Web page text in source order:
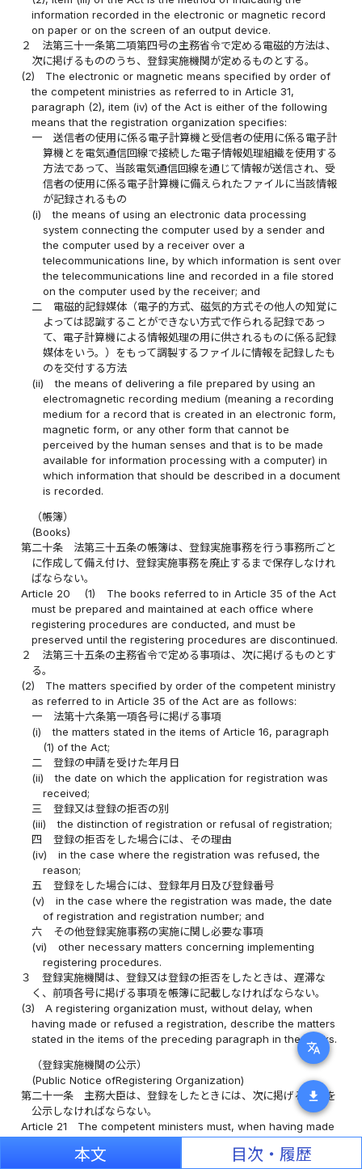
translate
download
information recorded in the electronic or magnetic record
on paper or on the screen of an output device.
２
法第三十一条第二項第四号の主務省令で定める電磁的方法は、
次に掲げるもののうち、登録実施機関が定めるものとする。
(2)
The electronic or magnetic means specified by order of
the competent ministries as referred to in Article 31,
paragraph (2), item (iv) of the Act is either of the following
means that the registration organization specifies:
一
送信者の使用に係る電子計算機と受信者の使用に係る電子計
算機とを電気通信回線で接続した電子情報処理組織を使用する
方法であって、当該電気通信回線を通じて情報が送信され、受
信者の使用に係る電子計算機に備えられたファイルに当該情報
が記録されるもの
(i)
the means of using an electronic data processing
system connecting the computer used by a sender and
the computer used by a receiver over a
telecommunications line, by which information is sent over
the telecommunications line and recorded in a file stored
on the computer used by the receiver; and
二
電磁的記録媒体（電子的方式、磁気的方式その他人の知覚に
よっては認識することができない方式で作られる記録であっ
て、電子計算機による情報処理の用に供されるものに係る記録
媒体をいう。）をもって調製するファイルに情報を記録したも
のを交付する方法
(ii)
the means of delivering a file prepared by using an
electromagnetic recording medium (meaning a recording
medium for a record that is created in an electronic form,
magnetic form, or any other form that cannot be
perceived by the human senses and that is to be made
available for information processing with a computer) in
which information that should be described in a document
is recorded.
（帳簿）
(Books)
第二十条
法第三十五条の帳簿は、登録実施事務を行う事務所ごと
に作成して備え付け、登録実施事務を廃止するまで保存しなけれ
ばならない。
Article 20
(1)
The books referred to in Article 35 of the Act
must be prepared and maintained at each office where
registering procedures are conducted, and must be
preserved until the registering procedures are discontinued.
２
法第三十五条の主務省令で定める事項は、次に掲げるものとす
る。
(2)
The matters specified by order of the competent ministry
as referred to in Article 35 of the Act are as follows:
一
法第十六条第一項各号に掲げる事項
(i)
the matters stated in the items of Article 16, paragraph
(1) of the Act;
二
登録の申請を受けた年月日
(ii)
the date on which the application for registration was
received;
三
登録又は登録の拒否の別
(iii)
the distinction of registration or refusal of registration;
四
登録の拒否をした場合には、その理由
(iv)
in the case where the registration was refused, the
reason;
五
登録をした場合には、登録年月日及び登録番号
(v)
in the case where the registration was made, the date
of registration and registration number; and
六
その他登録実施事務の実施に関し必要な事項
(vi)
other necessary matters concerning implementing
registering procedures.
３
登録実施機関は、登録又は登録の拒否をしたときは、遅滞な
く、前項各号に掲げる事項を帳簿に記載しなければならない。
(3)
A registering organization must, without delay, when
having made or refused a registration, describe the matters
stated in the items of the preceding paragraph in the books.
（登録実施機関の公示）
(Public Notice ofRegistering Organization)
第二十一条
主務大臣は、登録をしたときには、次に掲げる事項を
公示しなければならない。
Article 21
The competent ministers must, when having made
a registration, make public notice of the following matters:
法第二十五条第二項各号に掲げる事項
本文 目次・履歴